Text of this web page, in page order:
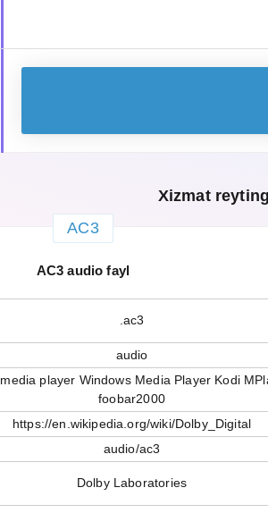
Xizmat
AC3
AC3 audio fayl
.ac3
audio
player Windows Media Player Kodi
foobar2000
https://en.wikipedia.org/wiki/Dolby_Digital
audio/ac3
Dolby Laboratories